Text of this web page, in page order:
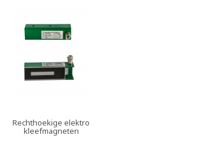
Rechthoekige elektro
kleefmagneten